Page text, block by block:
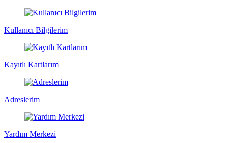
Kullanıcı Bilgilerim
Kayıtlı Kartlarım
Adreslerim
Yardım Merkezi